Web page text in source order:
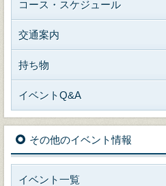
コース・スケジュール
交通案内
持ち物
イベントQ&A
その他のイベント情報
イベント一覧